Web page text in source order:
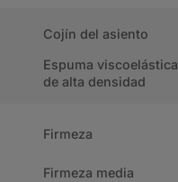
Cojín del asiento
Espuma viscoelástica
de alta densidad
Firmeza
Firmeza media